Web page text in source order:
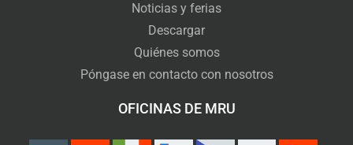
Noticias y ferias
Descargar
Quiénes somos
Póngase en contacto con nosotros
OFICINAS DE MRU